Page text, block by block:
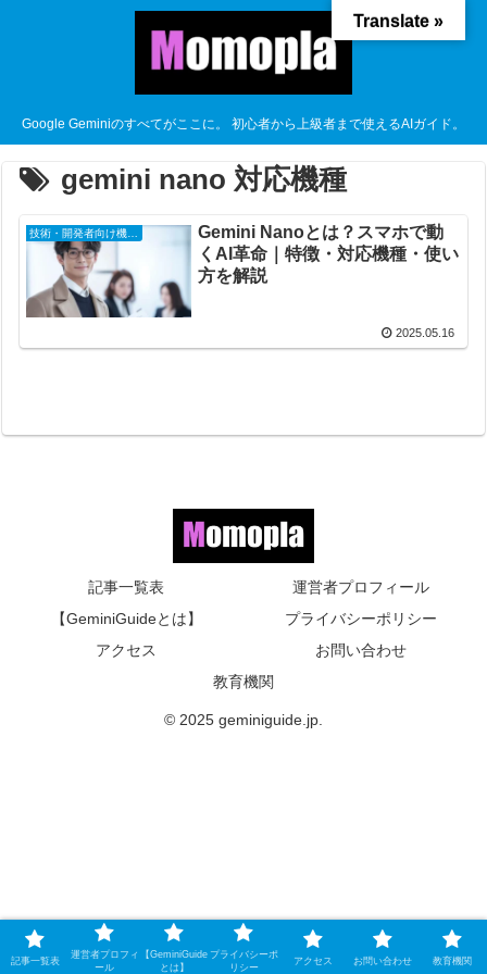
Google Geminiのすべてがここに。 初心者から上級者まで使えるAIガイド。
gemini nano 対応機種
Gemini Nanoとは？スマホで動
くAI革命｜特徴・対応機種・使い
方を解説
2025.05.16
記事一覧表
運営者プロフィール
【GeminiGuideとは】
プライバシーポリシー
アクセス
お問い合わせ
教育機関
© 2025 geminiguide.jp.
記事一覧表
運営者プロフィ
ール
【GeminiGuide
とは】
プライバシーポ
リシー
アクセス お問い合わせ 教育機関
Translate »